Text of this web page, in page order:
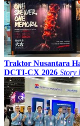
Traktor Nusantara
DCTI-CX 2026 Story